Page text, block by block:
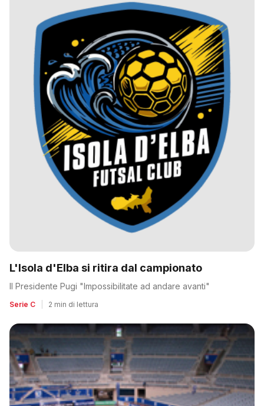
L'Isola d'Elba si ritira dal campionato
Il Presidente Pugi "Impossibilitate ad andare avanti"
Serie C 2 min di lettura